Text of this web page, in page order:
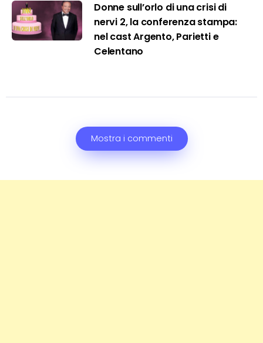
Donne sull’orlo di una crisi di
nervi 2, la conferenza stampa:
nel cast Argento, Parietti e
Celentano
Mostra i commenti